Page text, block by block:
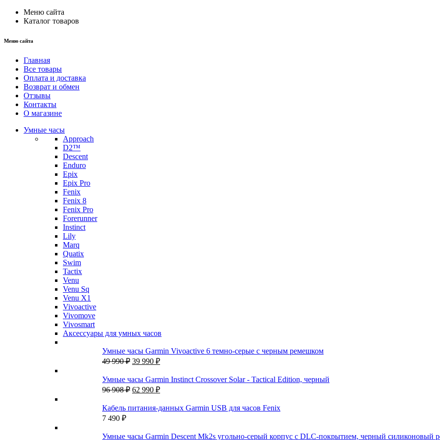
Меню сайта
Каталог товаров
Меню сайта
Главная
Все товары
Оплата и доставка
Возврат и обмен
Отзывы
Контакты
О магазине
Умные часы
Approach
D2™
Descent
Enduro
Epix
Epix Pro
Fenix
Fenix 8
Fenix Pro
Forerunner
Instinct
Lily
Marq
Quatix
Swim
Tactix
Venu
Venu Sq
Venu X1
Vivoactive
Vivomove
Vivosmart
Аксессуары для умных часов
Умные часы Garmin Vivoactive 6 темно-серые с черным ремешком
49 990₽ Первоначальная
составляла
49
990 ₽.
39 990 ₽Текущая
39
990 ₽.
Умные часы Garmin Instinct Crossover Solar - Tactical Edition, черный
96 908₽ Первоначальная
составляла
96
62 990 ₽Текущая
62
Кабель питания-данных Garmin USB для часов Fenix
7 490 ₽
Умные часы Garmin Descent Mk2s угольно-серый корпус с DLC-покрытием, черный силиконовый